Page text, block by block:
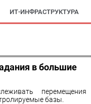
ИТ-ИНФРАСТРУКТУРА
в большие
перемещения
базы.